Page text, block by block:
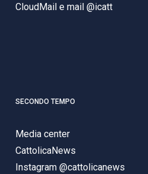
CloudMail e mail @icatt
SECONDO TEMPO
Media center
CattolicaNews
Instagram @cattolicanews